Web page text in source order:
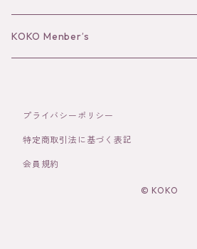
Bracelet／Bangle
Brooch
Hair Accessories
Hat
Socks
KOKO Menber’s
プライバシーポリシー
特定商取引法に基づく表記
会員規約
© KOKO